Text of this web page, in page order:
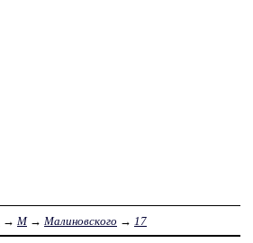
→ М→ Малиновского → 17